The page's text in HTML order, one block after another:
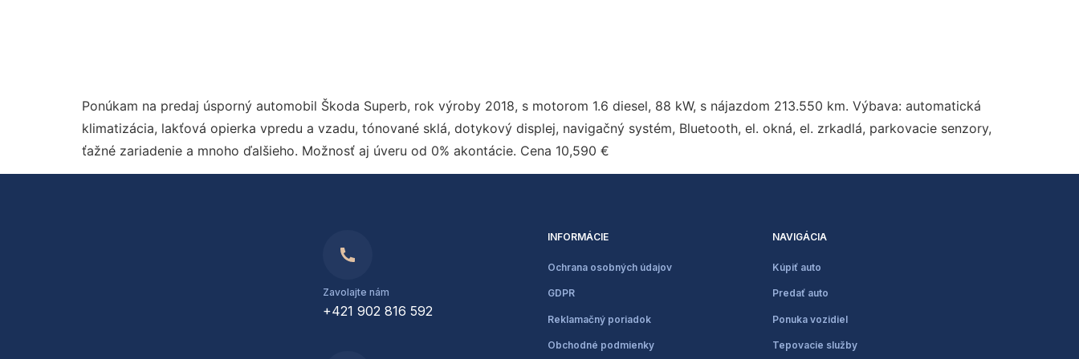
Ponúkam na predaj úsporný automobil Škoda Superb, rok výroby 2018, s motorom 1.6 diesel, 88 kW, s nájazdom 213.550 km. Výbava: automatická
klimatizácia, lakťová opierka vpredu a vzadu, tónované sklá, dotykový displej, navigačný systém, Bluetooth, el. okná, el. zrkadlá, parkovacie senzory,
ťažné zariadenie a mnoho ďalšieho. Možnosť aj úveru od 0% akontácie. Cena 10,590 €
Zavolajte nám
+421 902 816 592
INFORMÁCIE
Ochrana osobných údajov
GDPR
Reklamačný poriadok
Obchodné podmienky
NAVIGÁCIA
Kúpiť auto
Predať auto
Ponuka vozidiel
Tepovacie služby